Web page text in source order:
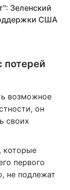
Зеленский
США
потерей
возможное
он
своих
которые
первого
не подлежат